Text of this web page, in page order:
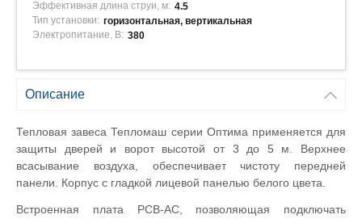
Эффективная длина струи, м: 4.5
Тип установки: горизонтальная, вертикальная
Электропитание, В: 380
Описание
Тепловая завеса Тепломаш серии Оптима применяется для
защиты дверей и ворот высотой от 3 до 5 м. Верхнее
всасывание воздуха, обеспечивает чистоту передней
панели. Корпус с гладкой лицевой панелью белого цвета.
Встроенная плата PCB-AC, позволяющая подключать